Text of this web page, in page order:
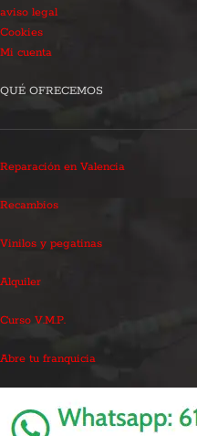
aviso legal
Cookies
Mi cuenta
QUÉ OFRECEMOS
Reparación en Valencia
Recambios
Vinilos y pegatinas
Alquiler
Curso V.M.P.
Abre tu franquicia